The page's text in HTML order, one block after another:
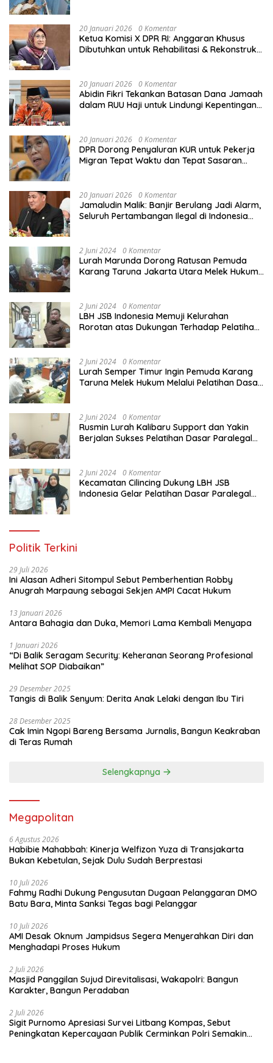
20 Januari 2026 0 Komentar
Ketua Komisi X DPR RI: Anggaran Khusus
Dibutuhkan untuk Rehabilitasi & Rekonstruksi
20 Januari 2026 0 Komentar
Abidin Fikri Tekankan Batasan Dana Jamaah
dalam RUU Haji untuk Lindungi Kepentingan
20 Januari 2026 0 Komentar
DPR Dorong Penyaluran KUR untuk Pekerja
Migran Tepat Waktu dan Tepat Sasaran
20 Januari 2026 0 Komentar
Jamaludin Malik: Banjir Berulang Jadi Alarm,
Seluruh Pertambangan Ilegal di Indonesia
2 Juni 2024 0 Komentar
Lurah Marunda Dorong Ratusan Pemuda
Karang Taruna Jakarta Utara Melek Hukum
2 Juni 2024 0 Komentar
LBH JSB Indonesia Memuji Kelurahan
Rorotan atas Dukungan Terhadap Pelatihan
2 Juni 2024 0 Komentar
Lurah Semper Timur Ingin Pemuda Karang
Taruna Melek Hukum Melalui Pelatihan Dasar
2 Juni 2024 0 Komentar
Rusmin Lurah Kalibaru Support dan Yakin
Berjalan Sukses Pelatihan Dasar Paralegal
2 Juni 2024 0 Komentar
Kecamatan Cilincing Dukung LBH JSB
Indonesia Gelar Pelatihan Dasar Paralegal
Politik Terkini
29 Juli 2026
Ini Alasan Adheri Sitompul Sebut Pemberhentian Robby
Anugrah Marpaung sebagai Sekjen AMPI Cacat Hukum
13 Januari 2026
Antara Bahagia dan Duka, Memori Lama Kembali Menyapa
1 Januari 2026
“Di Balik Seragam Security: Keheranan Seorang Profesional
Melihat SOP Diabaikan”
29 Desember 2025
Tangis di Balik Senyum: Derita Anak Lelaki dengan Ibu Tiri
28 Desember 2025
Cak Imin Ngopi Bareng Bersama Jurnalis, Bangun Keakraban
di Teras Rumah
Selengkapnya
Megapolitan
6 Agustus 2026
Habibie Mahabbah: Kinerja Welfizon Yuza di Transjakarta
Bukan Kebetulan, Sejak Dulu Sudah Berprestasi
10 Juli 2026
Fahmy Radhi Dukung Pengusutan Dugaan Pelanggaran DMO
Batu Bara, Minta Sanksi Tegas bagi Pelanggar
10 Juli 2026
AMI Desak Oknum Jampidsus Segera Menyerahkan Diri dan
Menghadapi Proses Hukum
2 Juli 2026
Masjid Panggilan Sujud Direvitalisasi, Wakapolri: Bangun
Karakter, Bangun Peradaban
2 Juli 2026
Sigit Purnomo Apresiasi Survei Litbang Kompas, Sebut
Peningkatan Kepercayaan Publik Cerminkan Polri Semakin